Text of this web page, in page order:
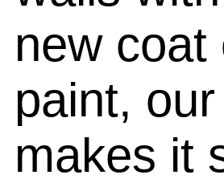
new coat
paint,
makes it